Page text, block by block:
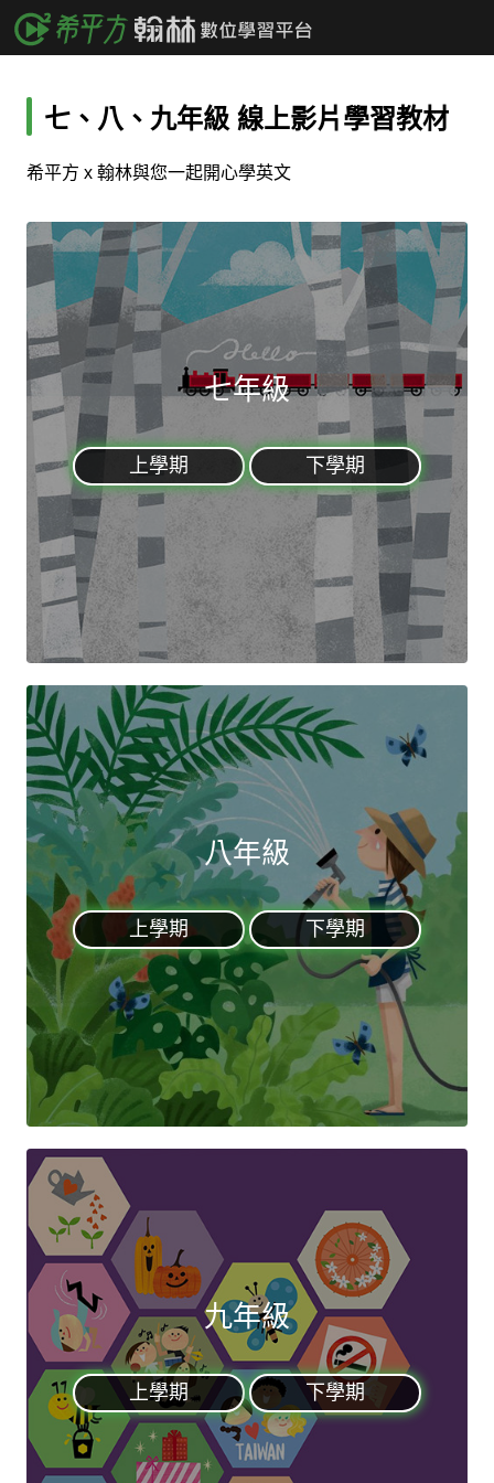
七、八、九年級 線上影片學習教材
希平方 x 翰林與您一起開心學英文
七年級
上學期 下學期
八年級
上學期 下學期
九年級
上學期 下學期